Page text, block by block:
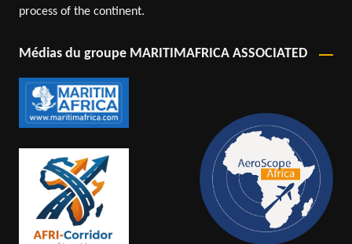
process of the continent.
Médias du groupe MARITIMAFRICA ASSOCIATED